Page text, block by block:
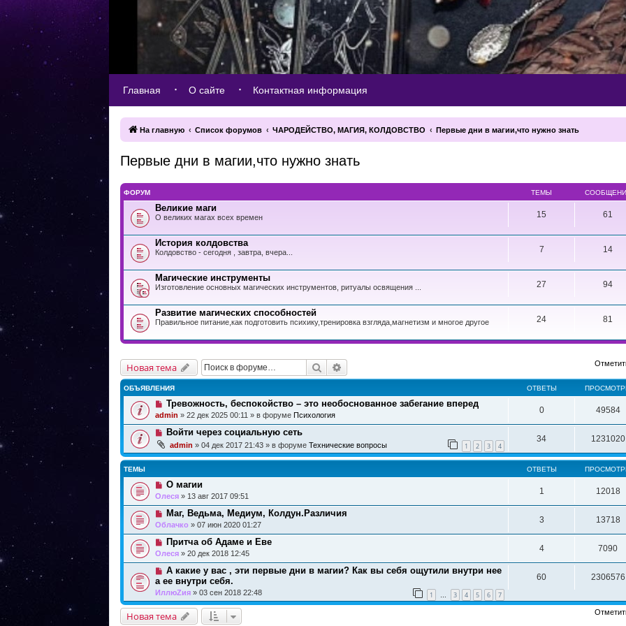
Главная О сайте Контактная информация
На главную Список форумов ЧАРОДЕЙСТВО, МАГИЯ, КОЛДОВСТВО Первые дни в магии,что нужно знать
Первые дни в магии,что нужно знать
ФОРУМ ТЕМЫ
Великие маги
О великих магах всех времен 15 61
История колдовства
Колдовство - сегодня , завтра, вчера... 7 14
Магические инструменты
Изготовление основных магических инструментов, ритуалы освящения ... 27 94
Развитие магических способностей
Правильное питание,как подготовить психику,тренировка взгляда,магнетизм и многое другое 24 81
Новая тема Поиск
ОБЪЯВЛЕНИЯ ОТВЕТЫ
Тревожность, беспокойство – это необоснованное забегание вперед
admin » 22 дек 2025 00:11 » в форуме Психология
0 49584
Войти через социальную сеть
admin » 04 дек 2017 21:43 » в форуме Технические вопросы 1 2 3 4
34 1231020
ТЕМЫ ОТВЕТЫ
О магии
Олеся » 13 авг 2017 09:51
1 12018
Маг, Ведьма, Медиум, Колдун.Различия
Облачко » 07 июн 2020 01:27
3 13718
Притча об Адаме и Еве
Олеся » 20 дек 2018 12:45
4 7090
А какие у вас , эти первые дни в магии? Как вы себя ощутили внутри нее
а ее внутри себя.
ИллюZия » 03 сен 2018 22:48 1 … 3 4 5 6 7
60 2306576
Новая тема